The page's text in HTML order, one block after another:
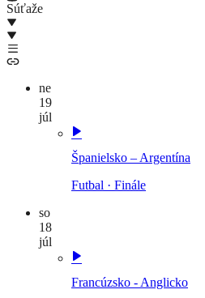
Súťaže
ne
19
júl
Španielsko – Argentína
Futbal · Finále
so
18
júl
Francúzsko - Anglicko